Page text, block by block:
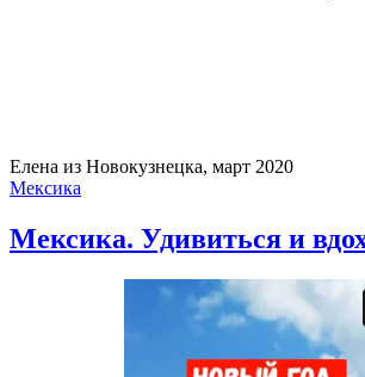
Елена из Новокузнецка, март 2020
Мексика
Мексика. Удивиться и